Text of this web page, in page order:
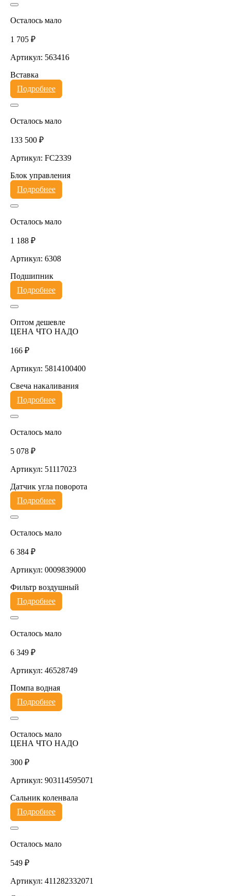
Осталось мало
1 705 ₽
Артикул: 563416
Вставка
Подробнее
Осталось мало
133 500 ₽
Артикул: FC2339
Блок управления
Подробнее
Осталось мало
1 188 ₽
Артикул: 6308
Подшипник
Подробнее
Оптом дешевле
ЦЕНА ЧТО НАДО
166 ₽
Артикул: 5814100400
Свеча накаливания
Подробнее
Осталось мало
5 078 ₽
Артикул: 51117023
Датчик угла поворота
Подробнее
Осталось мало
6 384 ₽
Артикул: 0009839000
Фильтр воздушный
Подробнее
Осталось мало
6 349 ₽
Артикул: 46528749
Помпа водная
Подробнее
Осталось мало
ЦЕНА ЧТО НАДО
300 ₽
Артикул: 903114595071
Сальник коленвала
Подробнее
Осталось мало
549 ₽
Артикул: 411282332071